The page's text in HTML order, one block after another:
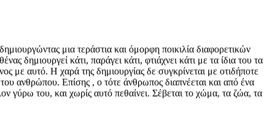
μια τεράστια και όμορφη ποικιλία διαφορετικών
δημιουργεί κάτι, παράγει κάτι, φτιάχνει κάτι με τα ίδια του τα
με αυτό. Η χαρά της δημιουργίας δε συγκρίνεται με οτιδήποτε
ανθρώπου. Επίσης , ο τότε άνθρωπος διαπνέεται και από ένα
γύρω του, και χωρίς αυτό πεθαίνει. Σέβεται το χώμα, τα ζώα, τα